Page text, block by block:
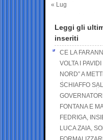
« Lug
Leggi gli
inseriti
CE LA
VOLTA I
NORD” A
SCHIAFFO
FONTANA E
FEDRIGA,
LUCA ZAIA,